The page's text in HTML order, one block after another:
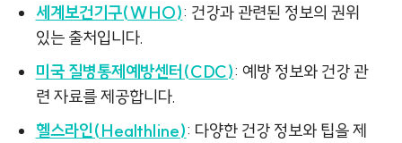
세계보건기구(WHO): 건강과 관련된 정보의 권위
있는 출처입니다.
미국 질병통제예방센터(CDC): 예방 정보와 건강 관
련 자료를 제공합니다.
헬스라인(Healthline): 다양한 건강 정보와 팁을 제